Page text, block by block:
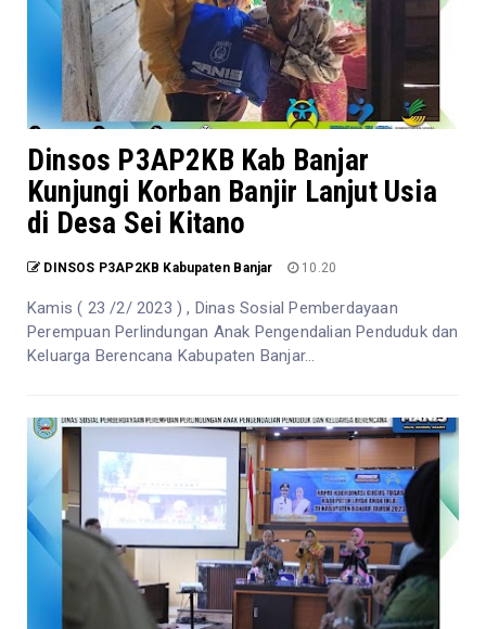
Dinsos P3AP2KB Kab Banjar
Kunjungi Korban Banjir Lanjut Usia
di Desa Sei Kitano
DINSOS P3AP2KB Kabupaten Banjar 10.20
Kamis ( 23 /2/ 2023 ) , Dinas Sosial Pemberdayaan
Perempuan Perlindungan Anak Pengendalian Penduduk dan
Keluarga Berencana Kabupaten Banjar...